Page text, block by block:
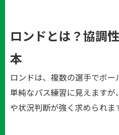
ロンドとは？協調
本
ロンドは、複数の選手でボー
単純なパス練習に見えます
や状況判断が強く求められま